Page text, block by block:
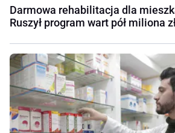
Darmowa rehabilitacja dla
Ruszył program wart pół miliona